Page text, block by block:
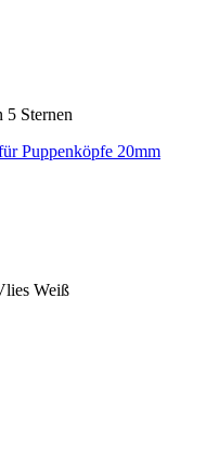
Sternen
Puppenköpfe 20mm